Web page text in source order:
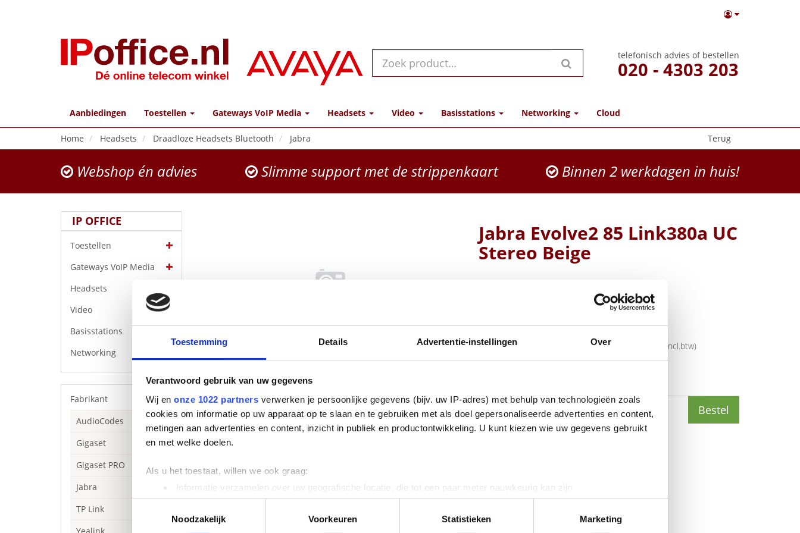
Toestemming Details Advertentie-instellingen Over
Verantwoord gebruik van uw gegevens
Wij en onze 1022 partners verwerken je persoonlijke gegevens (bijv. uw IP-adres) met behulp van technologieën zoals
cookies om informatie op uw apparaat op te slaan en te gebruiken met als doel gepersonaliseerde advertenties en content,
metingen aan advertenties en content, inzicht in publiek en productontwikkeling. U kunt kiezen wie uw gegevens gebruikt
en met welke doelen.
Als u het toestaat, willen we ook graag:
Informatie verzamelen over uw geografische locatie, die tot een paar meter nauwkeurig kan zijn
Uw apparaat identificeren door het actief te scannen op specifieke eigenschappen (fingerprinting)
Lees meer over hoe uw persoonlijke gegevens worden verwerkt en stel uw voorkeuren in het
detailgedeeltein. U kunt uw
Noodzakelijk
Voorkeuren Statistieken Marketing
telefonisch advies of bestellen
020 - 4303 203
Aanbiedingen Toestellen Gateways VoIP Media Headsets Video Basisstations Networking Cloud
Terug
Home Headsets Draadloze Headsets Bluetooth Jabra
Webshop én advies Slimme support met de strippenkaart Binnen 2 werkdagen in huis!
IP OFFICE
Toestellen
Gateways VoIP Media
Headsets
Video
Basisstations
Networking
Fabrikant
AudioCodes
Gigaset
Gigaset PRO
Jabra
TP Link
Jabra Evolve2 85 Link380a UC
Stereo Beige
28599-989-998
EAN code
5706991023220
Bruto advies prijs
519,00 incl.btw)
Bestel
Beschrijving
Ontworpen om je gefocust te houden. De beste headset voor concentratie en samenwerking.
Digitale hybride actieve ruisonderdrukking